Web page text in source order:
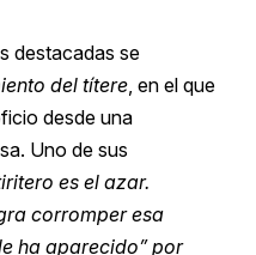
destacadas se
del títere, en el que
desde una
Uno de sus
es el azar.
corromper esa
ha aparecido” por